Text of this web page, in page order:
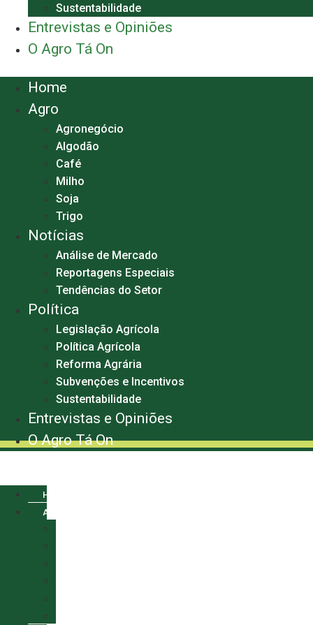
Sustentabilidade
Entrevistas e Opiniões
O Agro Tá On
Home
Agro
Agronegócio
Algodão
Café
Milho
Soja
Trigo
Notícias
Análise de Mercado
Reportagens Especiais
Tendências do Setor
Política
Legislação Agrícola
Política Agrícola
Reforma Agrária
Subvenções e Incentivos
Sustentabilidade
Entrevistas e Opiniões
O Agro Tá On
HOME
AGRO